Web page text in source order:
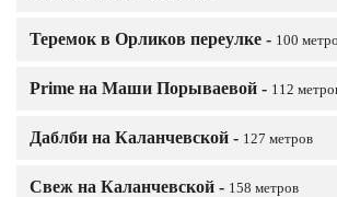
Теремок в Орликов переулке - 100
Prime на Маши Порываевой - 112
Даблби на Каланчевской - 127 метров
Свеж на Каланчевской - 158 метров